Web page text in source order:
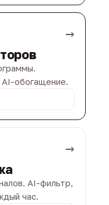
→
обогащение.
→
AI-фильтр,
час.